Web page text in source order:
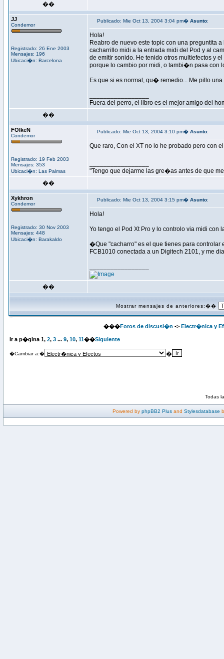
��
JJ
Condemor
Registrado: 26 Ene 2003
Mensajes: 196
Ubicaci�n: Barcelona
Publicado: Mie Oct 13, 2004 3:04 pm� Asunto:
Hola!
Reabro de nuevo este topic con una preguntita
cacharrillo midi a la entrada midi del Pod y al
de emitir sonido. He tenido otros multiefectos y
porque lo cambio por midi, o tambi�n pasa con
Es que si es normal, qu� remedio... Me pillo
Fuera del perro, el libro es el mejor amigo del
��
FOlkeN
Condemor
Registrado: 19 Feb 2003
Mensajes: 353
Ubicaci�n: Las Palmas
Publicado: Mie Oct 13, 2004 3:10 pm� Asunto:
Que raro, Con el XT no lo he probado pero con
"Tengo que dejarme las gre�as antes de que
��
Xykhron
Condemor
Registrado: 30 Nov 2003
Mensajes: 448
Ubicaci�n: Barakaldo
Publicado: Mie Oct 13, 2004 3:15 pm� Asunto:
Hola!
Yo tengo el Pod Xt Pro y lo controlo via midi con
�Que "cacharro" es el que tienes para controlar
FCB1010 conectada a un Digitech 2101, y me
��
Mostrar mensajes de anteriores:��
���Foros de discusi�n -> Electr�nica y
Ir a p�gina 1, 2, 3 ... 9, 10, 11��Siguiente
�Cambiar a:� �
Todas
Powered by phpBB2 Plus and Stylesdatabase